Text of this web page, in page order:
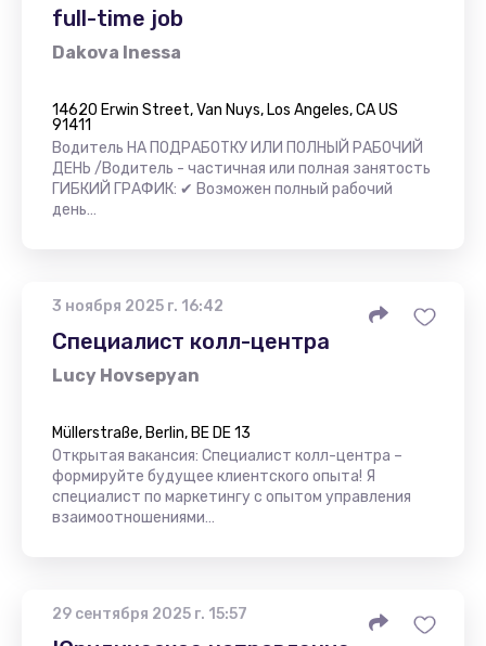
full-time job
Dakova Inessa
14620 Erwin Street, Van Nuys, Los Angeles, CA US
91411
Водитель НА ПОДРАБОТКУ ИЛИ ПОЛНЫЙ РАБОЧИЙ
ДЕНЬ /Водитель - частичная или полная занятость
ГИБКИЙ ГРАФИК: ✔ Возможен полный рабочий
день…
3 ноября 2025 г. 16:42
Специалист колл-центра
Lucy Hovsepyan
Müllerstraße, Berlin, BE DE 13
Открытая вакансия: Специалист колл-центра –
формируйте будущее клиентского опыта! Я
специалист по маркетингу с опытом управления
взаимоотношениями…
29 сентября 2025 г. 15:57